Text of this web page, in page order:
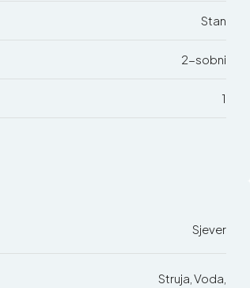
Stan
2-sobni
1
Sjever
Struja, Voda,